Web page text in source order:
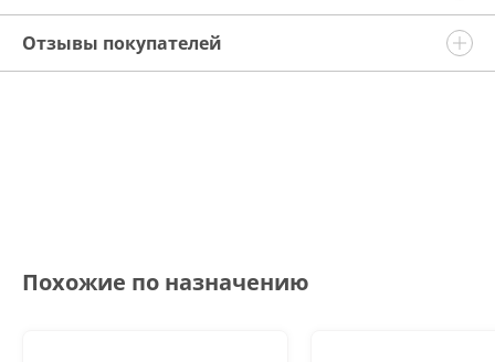
Отзывы покупателей
Похожие по назначению